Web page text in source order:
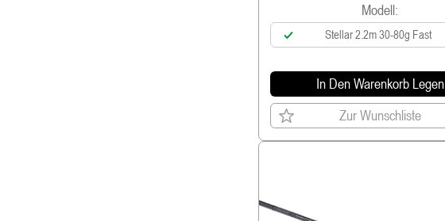
Modell:
Stellar 2.2m 30-80g Fast
In Den Warenkorb Legen
Zur Wunschliste